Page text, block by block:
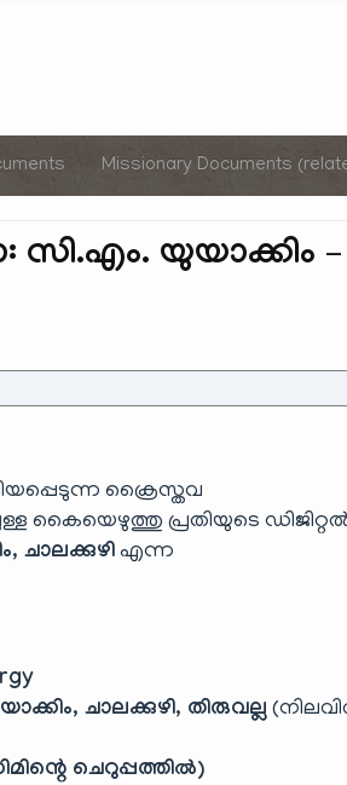
Missionary Documents
സി.എം. യുയാക്കിം –
ക്രൈസ്തവ
കൈയെഴുത്തു പ്രതിയുടെ
ചാലക്കുഴി എന്ന
ചാലക്കുഴി, തിരുവല്ല
ചെറുപ്പത്തിൽ)